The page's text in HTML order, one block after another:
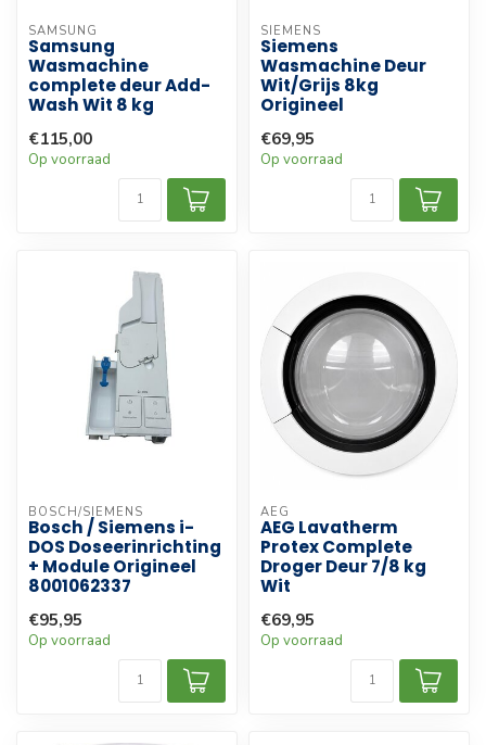
SAMSUNG
Samsung
Wasmachine
complete deur Add-
Wash Wit 8 kg
€115,00
Op voorraad
SIEMENS
Siemens
Wasmachine Deur
Wit/Grijs 8kg
Origineel
€69,95
Op voorraad
BOSCH/SIEMENS
Bosch / Siemens i-
DOS Doseerinrichting
+ Module Origineel
8001062337
€95,95
Op voorraad
AEG
AEG Lavatherm
Protex Complete
Droger Deur 7/8 kg
Wit
€69,95
Op voorraad